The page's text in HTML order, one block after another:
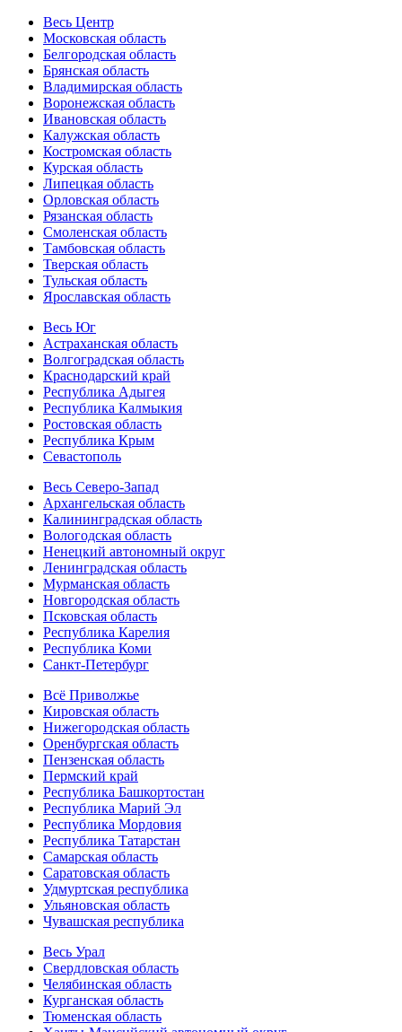
Весь Центр
Московская область
Белгородская область
Брянская область
Владимирская область
Воронежская область
Ивановская область
Калужская область
Костромская область
Курская область
Липецкая область
Орловская область
Рязанская область
Смоленская область
Тамбовская область
Тверская область
Тульская область
Ярославская область
Весь Юг
Астраханская область
Волгоградская область
Краснодарский край
Республика Адыгея
Республика Калмыкия
Ростовская область
Республика Крым
Севастополь
Весь Северо-Запад
Архангельская область
Калининградская область
Вологодская область
Ненецкий автономный округ
Ленинградская область
Мурманская область
Новгородская область
Псковская область
Республика Карелия
Республика Коми
Санкт-Петербург
Всё Приволжье
Кировская область
Нижегородская область
Оренбургская область
Пензенская область
Пермский край
Республика Башкортостан
Республика Марий Эл
Республика Мордовия
Республика Татарстан
Самарская область
Саратовская область
Удмуртская республика
Ульяновская область
Чувашская республика
Весь Урал
Свердловская область
Челябинская область
Курганская область
Тюменская область